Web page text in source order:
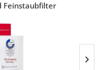
Feinstaubfilter